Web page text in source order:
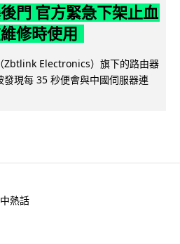
門 官方緊急下架止血
修時使用
Zbtlink Electronics）旗下的路由器
現每 35 秒便會與中國伺服器連
熱話